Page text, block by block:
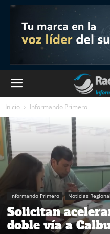
Inicio Informando Primero
Informando Primero Noticias
Solicitan
doble vía a